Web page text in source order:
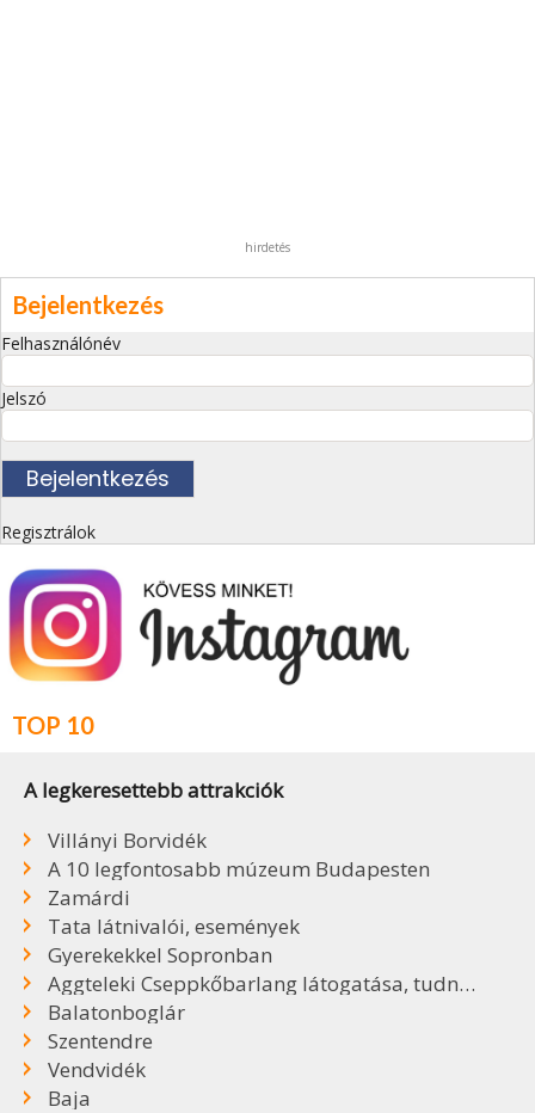
hirdetés
Bejelentkezés
Felhasználónév
Jelszó
Regisztrálok
TOP 10
A legkeresettebb attrakciók
Villányi Borvidék
A 10 legfontosabb múzeum Budapesten
Zamárdi
Tata látnivalói, események
Gyerekekkel Sopronban
Aggteleki Cseppkőbarlang látogatása, tudnivalók
Balatonboglár
Szentendre
Vendvidék
Baja